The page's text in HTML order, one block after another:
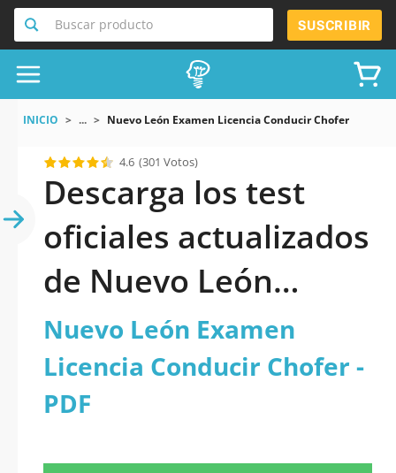
Buscar producto SUSCRIBIR
INICIO ... Nuevo León Examen Licencia Conducir Chofer
4.6 (301 Votos)
Descarga los test
oficiales actualizados
de Nuevo León
Examen Licencia
Conducir Chofer
2026 en PDF
Nuevo León Examen
Licencia Conducir Chofer -
PDF